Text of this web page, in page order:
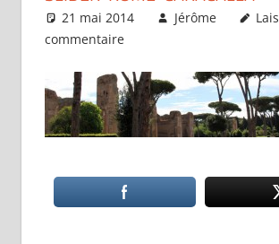
21 mai 2014 Jérôme
commentaire